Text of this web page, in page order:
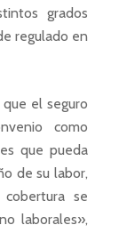
grados
regulado en
el seguro
como
que pueda
de su labor,
se
laborales»,